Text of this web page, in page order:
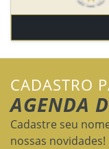
CADASTRO
AGENDA
Cadastre seu
nossas novidades!